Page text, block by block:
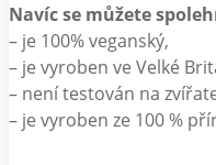
Navíc se můžete
– je 100% veganský,
– je vyroben ve Velké
– není testován na
– je vyroben ze 100 %